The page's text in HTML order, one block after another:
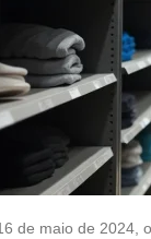
de maio de 2024,